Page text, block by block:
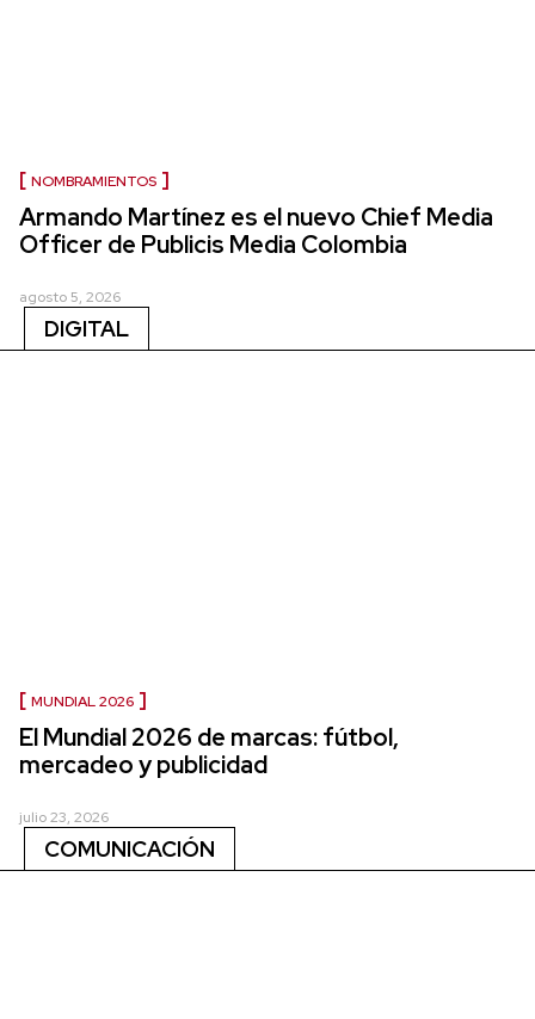
NOMBRAMIENTOS
Armando Martínez es el nuevo Chief Media
Officer de Publicis Media Colombia
agosto 5, 2026
DIGITAL
MUNDIAL 2026
El Mundial 2026 de marcas: fútbol,
mercadeo y publicidad
julio 23, 2026
COMUNICACIÓN